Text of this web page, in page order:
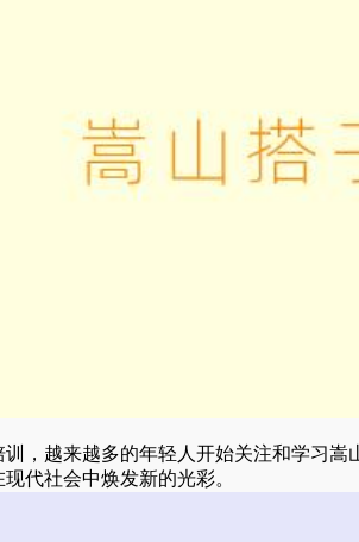
，越来越多的年轻人开始关注和学习
代社会中焕发新的光彩。